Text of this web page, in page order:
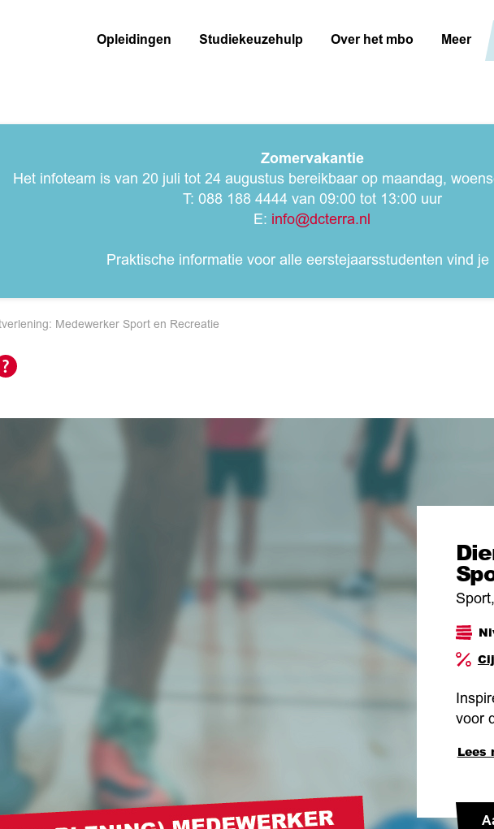
Opleidingen Studiekeuzehulp Over het mbo Meer
Zomervakantie
Het infoteam is van 20 juli tot 24 augustus bereikbaar op maandag,
T: 088 188 4444 van 09:00 tot 13:00 uur
E: info@dcterra.nl
Praktische informatie voor alle eerstejaarsstudenten vind je
Medewerker Sport en Recreatie
voor
Lees